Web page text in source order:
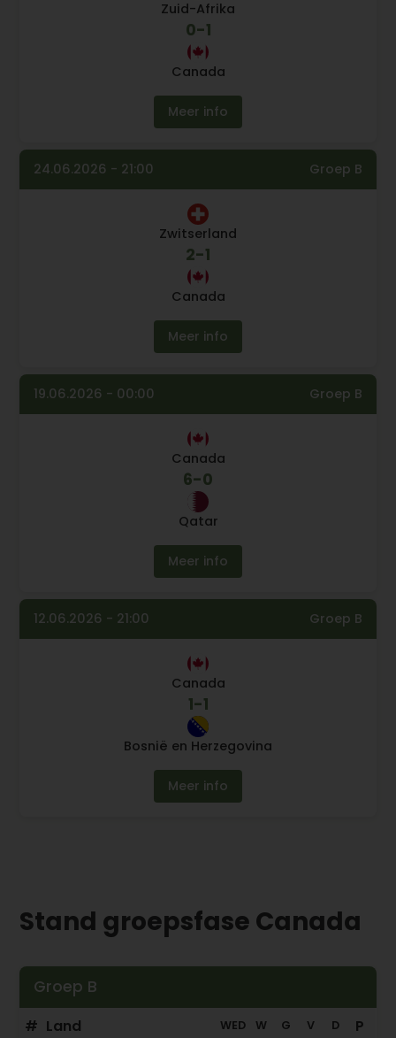
Zuid-Afrika
0-1
Canada
Meer info
24.06.2026 - 21:00 Groep B
Zwitserland
2-1
Canada
Meer info
19.06.2026 - 00:00 Groep B
Canada
6-0
Qatar
Meer info
12.06.2026 - 21:00 Groep B
Canada
1-1
Bosnië en Herzegovina
Meer info
Stand groepsfase Canada
Groep B
# Land WED W G V D
P